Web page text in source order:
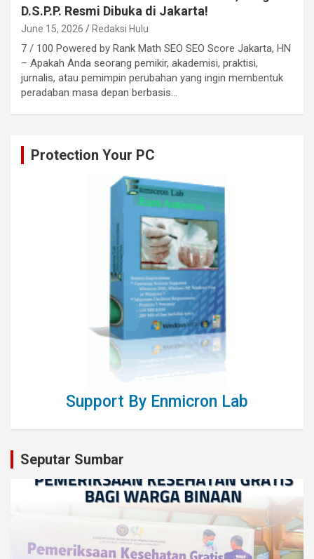
D.S.P.P. Resmi Dibuka di Jakarta!
June 15, 2026 Redaksi Hulu
7 / 100 Powered by Rank Math SEO SEO Score Jakarta, HN
– Apakah Anda seorang pemikir, akademisi, praktisi,
jurnalis, atau pemimpin perubahan yang ingin membentuk
peradaban masa depan berbasis…
Protection Your PC
Support By Enmicron Lab
Seputar Sumbar